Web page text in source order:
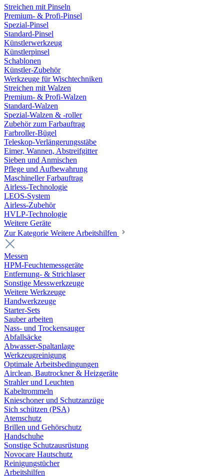
Streichen mit Pinseln
Premium- & Profi-Pinsel
Spezial-Pinsel
Standard-Pinsel
Künstlerwerkzeug
Künstlerpinsel
Schablonen
Künstler-Zubehör
Werkzeuge für Wischtechniken
Streichen mit Walzen
Premium- & Profi-Walzen
Standard-Walzen
Spezial-Walzen & -roller
Zubehör zum Farbauftrag
Farbroller-Bügel
Teleskop-Verlängerungsstäbe
Eimer, Wannen, Abstreifgitter
Sieben und Anmischen
Pflege und Aufbewahrung
Maschineller Farbauftrag
Airless-Technologie
LEOS-System
Airless-Zubehör
HVLP-Technologie
Weitere Geräte
Zur Kategorie Weitere Arbeitshilfen
Messen
HPM-Feuchtemessgeräte
Entfernung- & Strichlaser
Sonstige Messwerkzeuge
Weitere Werkzeuge
Handwerkzeuge
Starter-Sets
Sauber arbeiten
Nass- und Trockensauger
Abfallsäcke
Abwasser-Spaltanlage
Werkzeugreinigung
Optimale Arbeitsbedingungen
Airclean, Bautrockner & Heizgeräte
Strahler und Leuchten
Kabeltrommeln
Knieschoner und Schutzanzüge
Sich schützen (PSA)
Atemschutz
Brillen und Gehörschutz
Handschuhe
Sonstige Schutzausrüstung
Novocare Hautschutz
Reinigungstücher
Arbeitshilfen